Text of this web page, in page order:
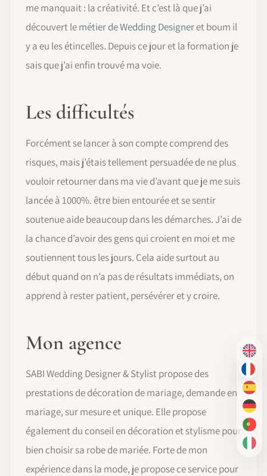
EN
FR
ES
DE
PT-
IT
me manquait : la créativité. Et c’est là que j’ai
découvert lemétier de Wedding Designeret boum il
y a eu les étincelles. Depuis ce jour et la formation je
sais que j’ai enfin trouvé ma voie.
Les difficultés
Forcément se lancer à son compte comprend des
risques, mais j’étais tellement persuadée de ne plus
vouloir retourner dans ma vie d’avant que je me suis
lancée à 1000%. être bien entourée et se sentir
soutenue aide beaucoup dans les démarches. J’ai de
la chance d’avoir des gens qui croient en moi et me
soutiennent tous les jours. Cela aide surtout au
début quand on n’a pas de résultats immédiats, on
apprend à rester patient, persévérer et y croire.
Mon agence
SABI Wedding Designer & Stylist propose des
prestations de décoration de mariage, demande en
mariage, sur mesure et unique. Elle propose
également du conseil en décoration et stylisme pour
bien choisir sa robe de mariée. Forte de mon
expérience dans la mode, je propose ce service pour